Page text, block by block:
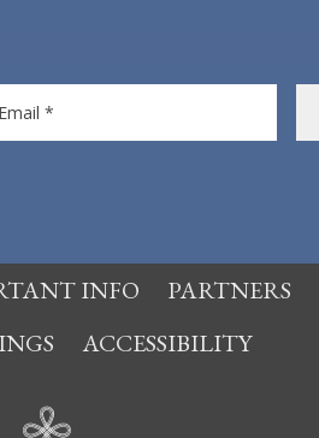
*
INFO PARTNERS
ACCESSIBILITY